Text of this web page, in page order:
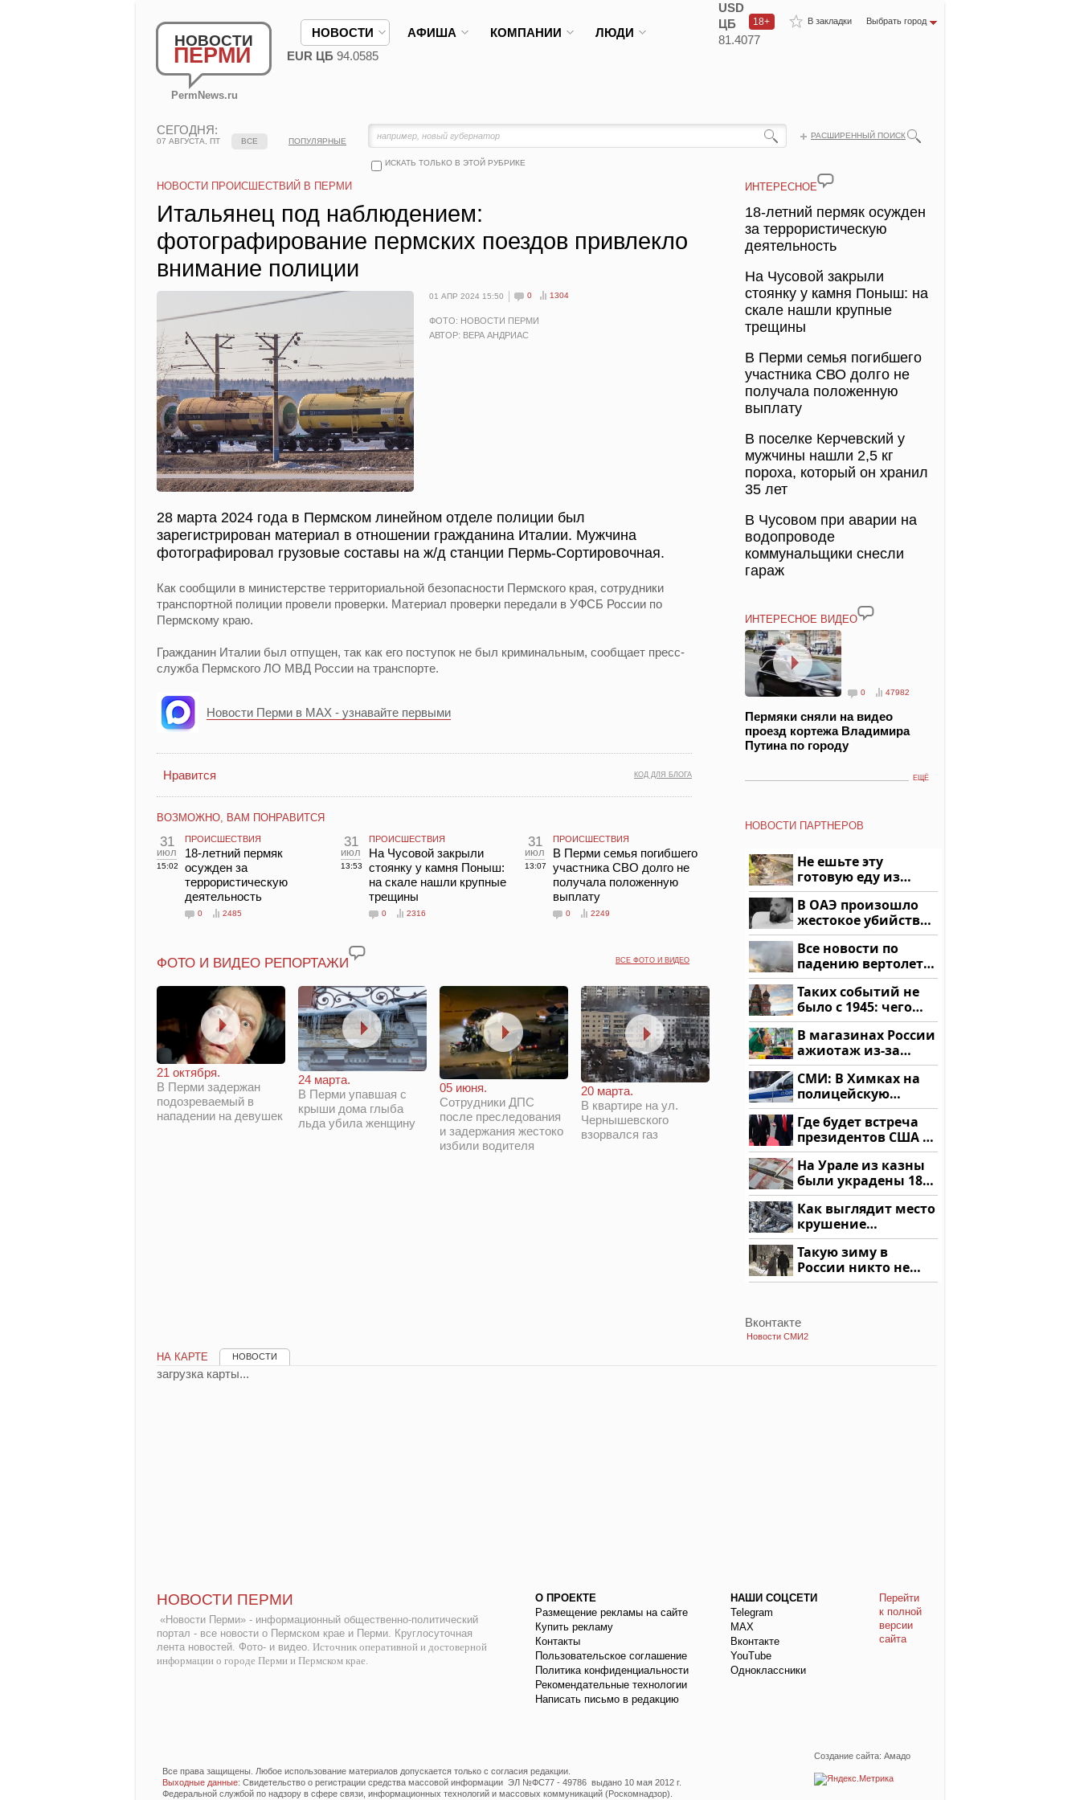
НОВОСТИ
ПЕРМИ
PermNews.ru
В закладки Выбрать город
18+
НОВОСТИ АФИША КОМПАНИИ ЛЮДИ
USD
ЦБ
81.4077
EUR ЦБ 94.0585
СЕГОДНЯ:
07 АВГУСТА, ПТ
РАСШИРЕННЫЙ ПОИСК
ИСКАТЬ ТОЛЬКО В ЭТОЙ РУБРИКЕ
ВСЕ ПОПУЛЯРНЫЕ
НОВОСТИ ПРОИСШЕСТВИЙ В ПЕРМИ
Итальянец под наблюдением:
фотографирование пермских поездов привлекло
внимание полиции
01 АПР 2024 15:50 0 1304
ФОТО: НОВОСТИ ПЕРМИ
АВТОР: ВЕРА АНДРИАС
28 марта 2024 года в Пермском линейном отделе полиции был
зарегистрирован материал в отношении гражданина Италии. Мужчина
фотографировал грузовые составы на ж/д станции Пермь-Сортировочная.
Как сообщили в министерстве территориальной безопасности Пермского края, сотрудники
транспортной полиции провели проверки. Материал проверки передали в УФСБ России по
Пермскому краю.
Гражданин Италии был отпущен, так как его поступок не был криминальным, сообщает пресс-
служба Пермского ЛО МВД России на транспорте.
Новости Перми в MAX - узнавайте первыми
КОД ДЛЯ БЛОГА
Нравится
ВОЗМОЖНО, ВАМ ПОНРАВИТСЯ
31
июл
15:02
ПРОИСШЕСТВИЯ
18-летний пермяк
осужден за
террористическую
деятельность
0 2485
31
июл
13:53
ПРОИСШЕСТВИЯ
На Чусовой закрыли
стоянку у камня Поныш:
на скале нашли крупные
трещины
0 2316
31
июл
13:07
ПРОИСШЕСТВИЯ
В Перми семья погибшего
участника СВО долго не
получала положенную
выплату
0 2249
ВСЕ ФОТО И ВИДЕО
ФОТО И ВИДЕО РЕПОРТАЖИ
21 октября.
В Перми задержан
подозреваемый в
нападении на девушек
24 марта.
В Перми упавшая с
крыши дома глыба
льда убила женщину
05 июня.
Сотрудники ДПС
после преследования
и задержания жестоко
избили водителя
20 марта.
В квартире на ул.
Чернышевского
взорвался газ
ИНТЕРЕСНОЕ
18-летний пермяк осужден
за террористическую
деятельность
На Чусовой закрыли
стоянку у камня Поныш: на
скале нашли крупные
трещины
В Перми семья погибшего
участника СВО долго не
получала положенную
выплату
В поселке Керчевский у
мужчины нашли 2,5 кг
пороха, который он хранил
35 лет
В Чусовом при аварии на
водопроводе
коммунальщики снесли
гараж
ИНТЕРЕСНОЕ ВИДЕО
0 47982
Пермяки сняли на видео
проезд кортежа Владимира
Путина по городу
ЕЩЁ
НОВОСТИ ПАРТНЕРОВ
Не ешьте эту
готовую еду из
магазина: список
В ОАЭ произошло
жестокое убийство
криптомиллионера
Все новости по
падению вертолета
на Кавказе: читать
здесь
Таких событий не
было с 1945: чего
ждать всем нам?
В магазинах России
ажиотаж из-за
этого продукта: что
купить?
СМИ: В Химках на
полицейскую
машину напали и
подожгли.
Где будет встреча
президентов США и
России: Европа?
На Урале из казны
были украдены 18
миллионов рублей
Как выглядит место
крушение
вертолета на
Кавказе: смотреть
Такую зиму в
России никто не
ждал: как так?!
Вконтакте
Новости СМИ2
НА КАРТЕ НОВОСТИ
загрузка карты...
НОВОСТИ ПЕРМИ
«Новости Перми» - информационный общественно-политический
портал - все новости о Пермском крае и Перми. Круглосуточная
лента новостей. Фото- и видео. Источник оперативной и достоверной
информации о городе Перми и Пермском крае.
О ПРОЕКТЕ
Размещение рекламы на сайте
Купить рекламу
Контакты
Пользовательское соглашение
Политика конфиденциальности
Рекомендательные технологии
Написать письмо в редакцию
НАШИ СОЦСЕТИ
Telegram
МАХ
Вконтакте
YouTube
Одноклассники
Перейти
к полной
версии
сайта
Создание сайта: Амадо
Все права защищены. Любое использование материалов допускается только с согласия редакции.
Выходные данные: Свидетельство о регистрации средства массовой информации ЭЛ №ФС77 - 49786 выдано 10 мая 2012 г.
Федеральной службой по надзору в сфере связи, информационных технологий и массовых коммуникаций (Роскомнадзор).